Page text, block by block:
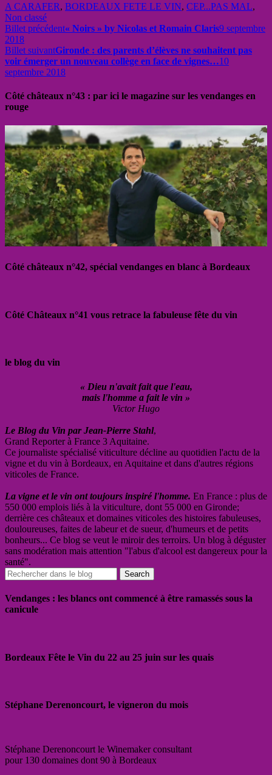
A CARAFER, BORDEAUX FETE LE VIN, CEP...PAS MAL,
Non classé
Billet précédent« Noirs » by Nicolas et Romain Claris9 septembre
2018
Billet suivantGironde : des parents d’élèves ne souhaitent pas
voir émerger un nouveau collège en face de vignes…10
septembre 2018
Côté châteaux n°43 : par ici le magazine sur les vendanges en
rouge
Côté châteaux n°42, spécial vendanges en blanc à Bordeaux
Côté Châteaux n°41 vous retrace la fabuleuse fête du vin
le blog du vin
« Dieu n'avait fait que l'eau,
mais l'homme a fait le vin »
Victor Hugo
Le Blog du Vin par Jean-Pierre Stahl,
Grand Reporter à France 3 Aquitaine.
Ce journaliste spécialisé viticulture décline au quotidien l'actu de la
vigne et du vin à Bordeaux, en Aquitaine et dans d'autres régions
viticoles de France.
La vigne et le vin ont toujours inspiré l'homme. En France : plus de
550 000 emplois liés à la viticulture, dont 55 000 en Gironde;
derrière ces châteaux et domaines viticoles des histoires fabuleuses,
douloureuses, faites de labeur et de sueur, d'humeurs et de petits
bonheurs... Ce blog se veut le miroir des terroirs. Un blog à déguster
sans modération mais attention "l'abus d'alcool est dangereux pour la
santé".
Vendanges : les blancs ont commencé à être ramassés sous la
canicule
Bordeaux Fête le Vin du 22 au 25 juin sur les quais
Stéphane Derenoncourt, le vigneron du mois
Stéphane Derenoncourt le Winemaker consultant
pour 130 domaines dont 90 à Bordeaux